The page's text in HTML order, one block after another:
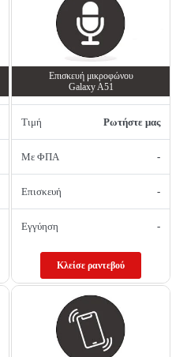
Επισκευή μικροφώνου
Galaxy A51
Τιμή Ρωτήστε μας
Με ΦΠΑ -
Επισκευή -
Εγγύηση -
Κλείσε ραντεβού